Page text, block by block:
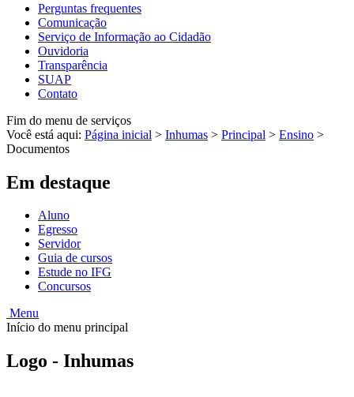
Perguntas frequentes
Comunicação
Serviço de Informação ao Cidadão
Ouvidoria
Transparência
SUAP
Contato
Fim do menu de serviços
Você está aqui: Página inicial > Inhumas > Principal > Ensino >
Documentos
Em destaque
Aluno
Egresso
Servidor
Guia de cursos
Estude no IFG
Concursos
Menu
Início do menu principal
Logo - Inhumas